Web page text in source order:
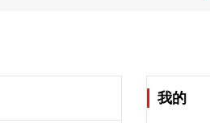
我的